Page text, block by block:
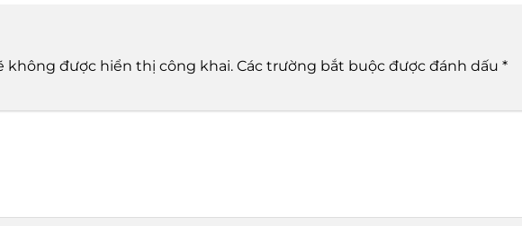
không được hiển thị công khai. Các trường bắt buộc được đánh dấu *